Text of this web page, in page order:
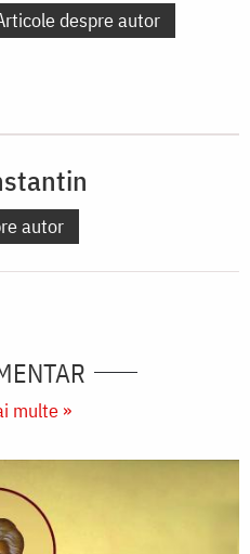
despre autor
autor
multe »